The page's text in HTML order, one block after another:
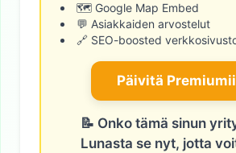
🗺️ Google Map Embed
💬 Asiakkaiden arvostelut
🔗 SEO-boosted
Päivitä
📝 Onko tämä sinun
Lunasta se nyt, jotta